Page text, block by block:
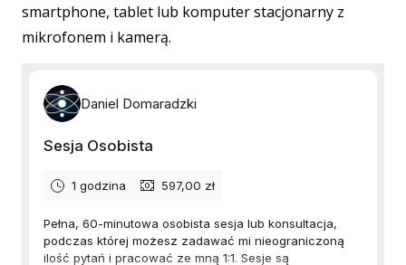
smartphone, tablet lub komputer stacjonarny z
mikrofonem i kamerą.